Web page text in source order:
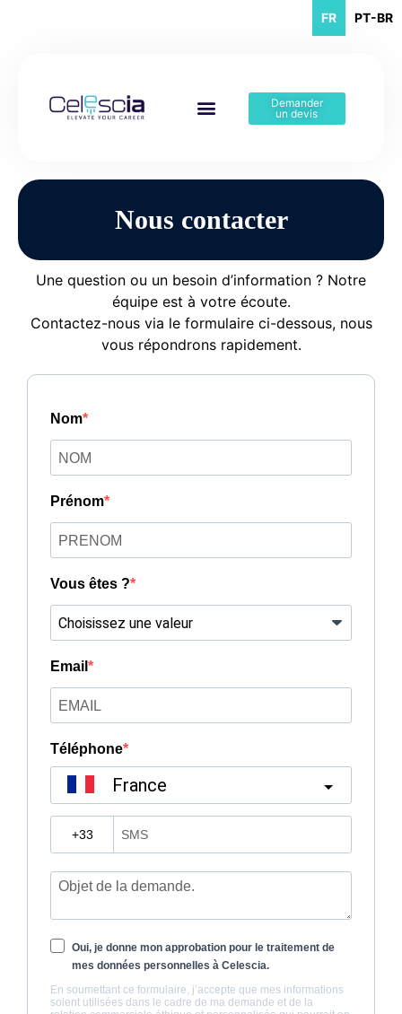
FR PT-BR
Demander
un devis
Nous contacter
Une question ou un besoin d’information ? Notre
équipe est à votre écoute.
Contactez-nous via le formulaire ci-dessous, nous
vous répondrons rapidement.